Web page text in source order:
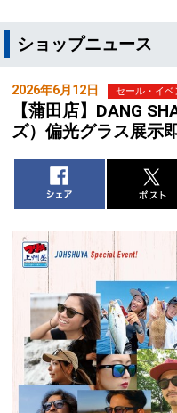
ショップニュース
2026年6月12日 セール・イベ
【蒲田店】DANG
ズ）偏光グラス展示